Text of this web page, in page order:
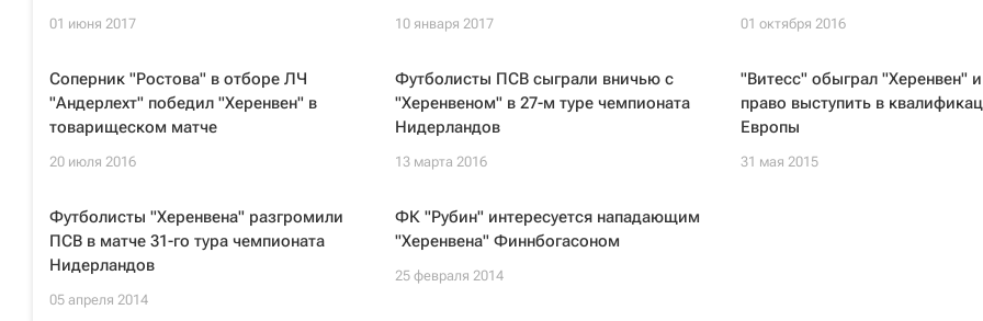
01 июня 2017 10 января 2017 01 октября 2016
Соперник "Ростова" в отборе ЛЧ
"Андерлехт" победил "Херенвен" в
товарищеском матче
20 июля 2016
Футболисты ПСВ сыграли вничью с
"Херенвеном" в 27-м туре чемпионата
Нидерландов
13 марта 2016
"Витесс" обыграл "Херенвен"
право выступить в
Европы
31 мая 2015
Футболисты "Херенвена" разгромили
ПСВ в матче 31-го тура чемпионата
Нидерландов
05 апреля 2014
ФК "Рубин" интересуется нападающим
"Херенвена" Финнбогасоном
25 февраля 2014